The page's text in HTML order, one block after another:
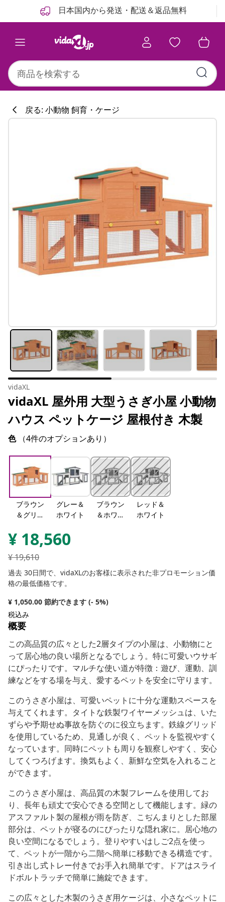
日本国内から発送・配送＆返品無料
戻る: 小動物 飼育・ケージ
vidaXL
vidaXL 屋外用 大型うさぎ小屋 小動物
ハウス ペットケージ 屋根付き 木製
色 （4件のオプションあり）
ブラウン
＆グリー
グレー＆
ホワイト
ブラウン
＆ホワイ
レッド＆
ホワイト
¥ 18,560
¥19,610
過去 30日間で、vidaXLのお客様に表示された非プロモーション価
格の最低価格です。
¥ 1,050.00 節約できます (- 5%)
税込み
概要
この高品質の広々とした2層タイプの小屋は、小動物にと
って居心地の良い場所となるでしょう。特に可愛いウサギ
にぴったりです。マルチな使い道が特徴：遊び、運動、訓
練などをする場を与え、愛するペットを安全に守ります。
このうさぎ小屋は、可愛いペットに十分な運動スペースを
与えてくれます。タイトな鉄製ワイヤーメッシュは、いた
ずらや予期せぬ事故を防ぐのに役立ちます。鉄線グリッド
を使用しているため、見通しが良く、ペットを監視やすく
なっています。同時にペットも周りを観察しやすく、安心
してくつろげます。換気もよく、新鮮な空気を入れること
ができます。
このうさぎ小屋は、高品質の木製フレームを使用してお
り、長年も頑丈で安心できる空間として機能します。緑の
アスファルト製の屋根が雨を防ぎ、こぢんまりとした部屋
部分は、ペットが寝るのにぴったりな隠れ家に。居心地の
良い空間になるでしょう。登りやすいはしご2点を使っ
て、ペットが一階から二階へ簡単に移動できる構造です。
引き出し式トレー付きでお手入れ簡単です。ドアはスライ
ドボルトラッチで簡単に施錠できます。
この広々とした木製のうさぎ用ケージは、小さなペットに